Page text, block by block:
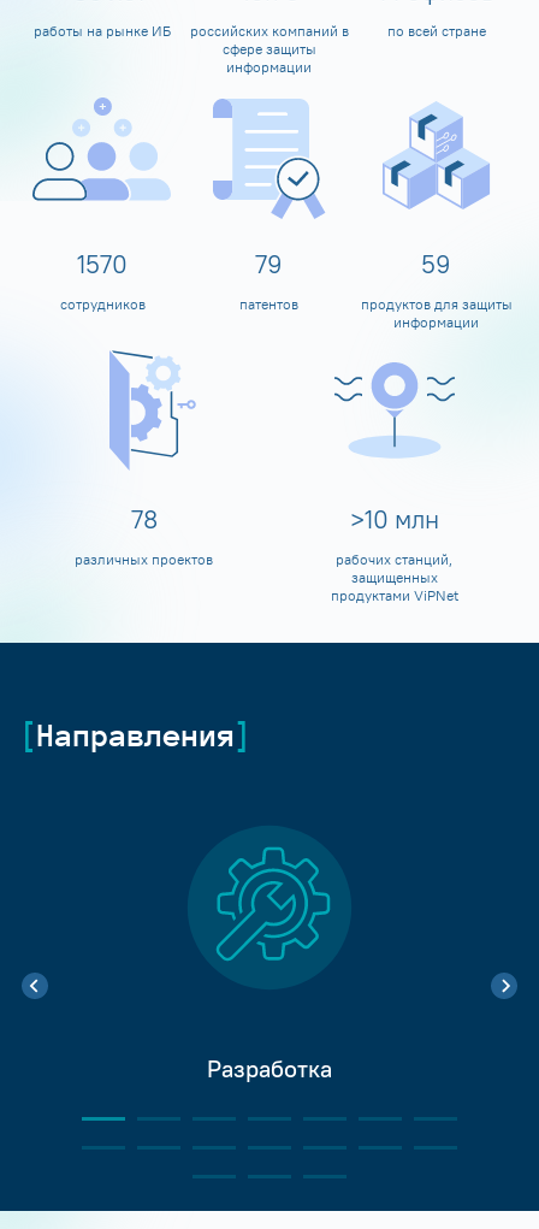
работы на рынке ИБ
российских компаний в
сфере защиты
информации
по всей стране
1600
сотрудников
80
патентов
60
продуктов для защиты
информации
80
различных проектов
>10 млн
рабочих станций,
защищенных
продуктами ViPNet
Направления
Разработка